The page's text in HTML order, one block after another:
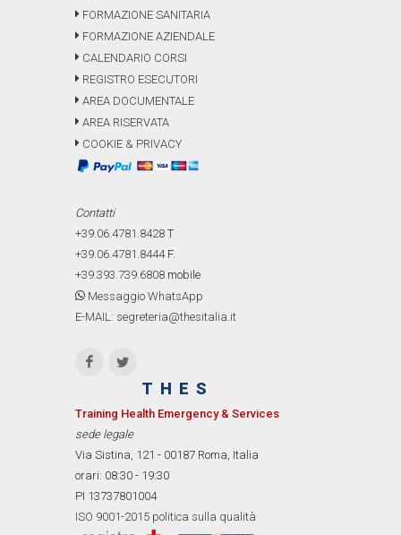
FORMAZIONE SANITARIA
FORMAZIONE AZIENDALE
CALENDARIO CORSI
REGISTRO ESECUTORI
AREA DOCUMENTALE
AREA RISERVATA
COOKIE & PRIVACY
Contatti
+39.06.4781.8428 T
+39.06.4781.8444F.
+39.393.739.6808 mobile
Messaggio WhatsApp
E-MAIL: segreteria@thesitalia.it
THES
Training Health Emergency & Services
sede legale
Via Sistina, 121 - 00187 Roma, Italia
orari: 08:30 - 19:30
PI 13737801004
ISO 9001-2015 politica sulla qualità